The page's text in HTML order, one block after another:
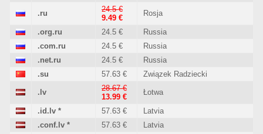
.ru
24.5 €
9.49 €
Rosja
.org.ru 24.5 €
Russia
.com.ru
24.5 €
Russia
.net.ru
24.5 €
Russia
.su
57.63 € Związek Radziecki
.lv
28.67 €
13.99 €
Łotwa
.id.lv * 57.63 €
Latvia
.conf.lv * 57.63 €
Latvia